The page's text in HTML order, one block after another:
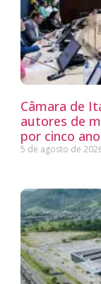
Câmara de
autores de
por cinco
5 de agosto de